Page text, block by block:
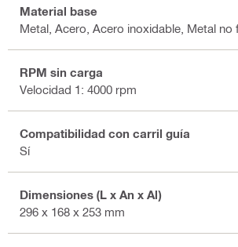
Material base
Metal, Acero, Acero inoxidable, Metal no
RPM sin carga
Velocidad 1: 4000 rpm
Compatibilidad con carril guía
Sí
Dimensiones (L x An x Al)
296 x 168 x 253 mm